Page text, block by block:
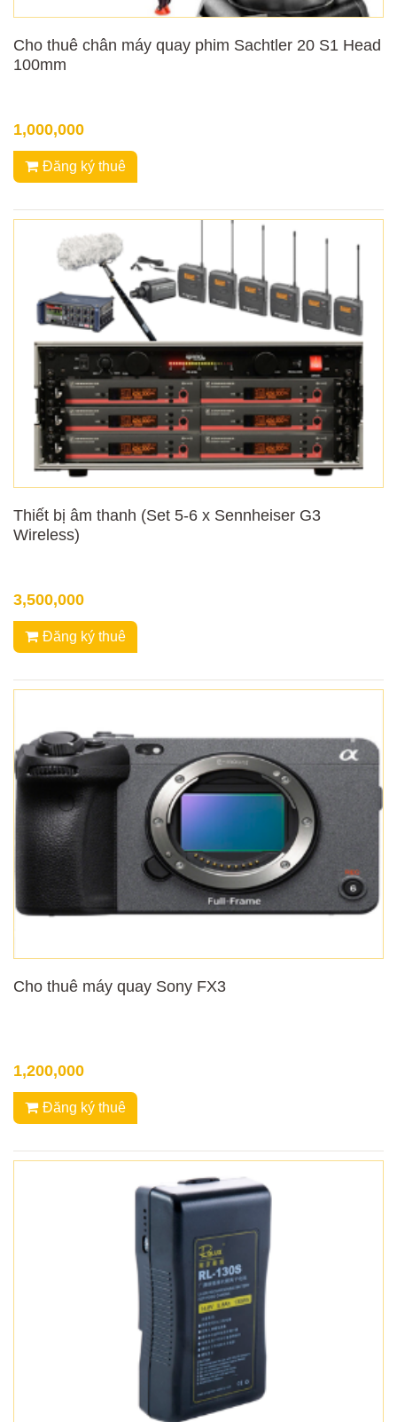
Cho thuê chân máy quay phim Sachtler 20 S1 Head
100mm
1,000,000
Đăng ký thuê
Thiết bị âm thanh (Set 5-6 x Sennheiser G3
Wireless)
3,500,000
Đăng ký thuê
Cho thuê máy quay Sony FX3
1,200,000
Đăng ký thuê